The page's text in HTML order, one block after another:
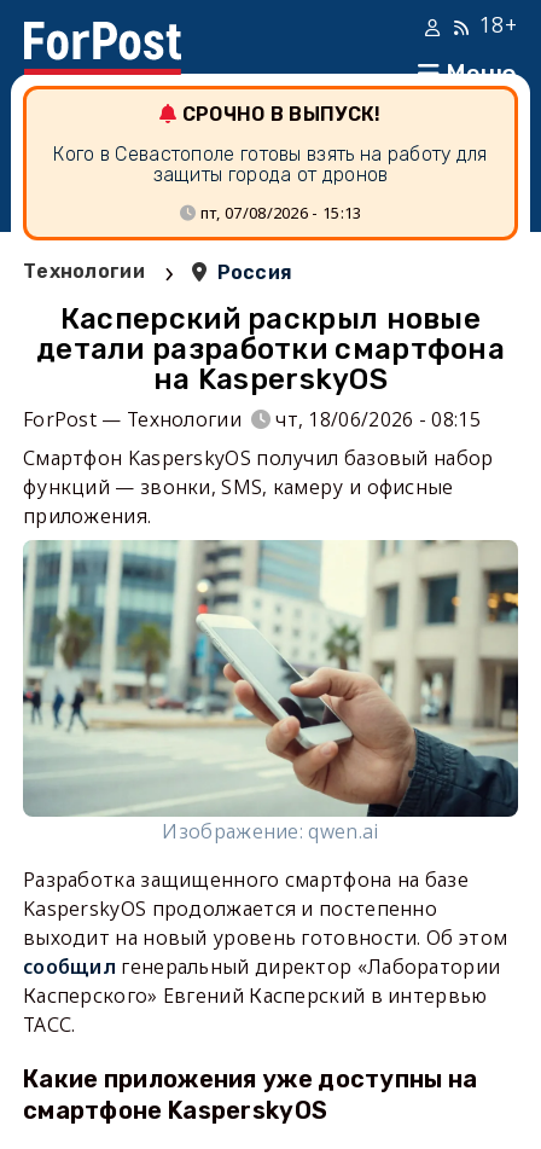
Меню
18+
СРОЧНО В ВЫПУСК!
Кого в Севастополе готовы взять на работу для
защиты города от дронов
пт, 07/08/2026 - 15:13
Технологии › Россия
Касперский раскрыл новые
детали разработки смартфона
на KasperskyOS
ForPost — Технологии
чт, 18/06/2026 - 08:15
Смартфон KasperskyOS получил базовый набор
функций — звонки, SMS, камеру и офисные
приложения.
Изображение: qwen.ai
Разработка защищенного смартфона на базе
KasperskyOS продолжается и постепенно
выходит на новый уровень готовности. Об этом
сообщил генеральный директор «Лаборатории
Касперского» Евгений Касперский в интервью
ТАСС.
Какие приложения уже доступны на
смартфоне KasperskyOS